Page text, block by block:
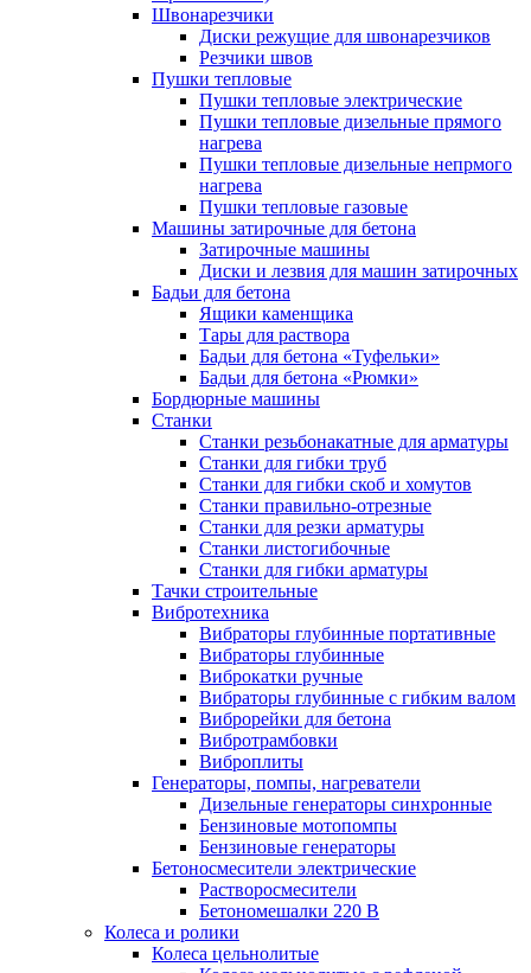
Швонарезчики
Диски режущие для швонарезчиков
Резчики швов
Пушки тепловые
Пушки тепловые электрические
Пушки тепловые дизельные прямого
нагрева
Пушки тепловые дизельные непрмого
нагрева
Пушки тепловые газовые
Машины затирочные для бетона
Затирочные машины
Диски и лезвия для машин затирочных
Бадьи для бетона
Ящики каменщика
Тары для раствора
Бадьи для бетона «Туфельки»
Бадьи для бетона «Рюмки»
Бордюрные машины
Станки
Станки резьбонакатные для арматуры
Станки для гибки труб
Станки для гибки скоб и хомутов
Станки правильно-отрезные
Станки для резки арматуры
Станки листогибочные
Станки для гибки арматуры
Тачки строительные
Вибротехника
Вибраторы глубинные портативные
Вибраторы глубинные
Виброкатки ручные
Вибраторы глубинные с гибким валом
Виброрейки для бетона
Вибротрамбовки
Виброплиты
Генераторы, помпы, нагреватели
Дизельные генераторы синхронные
Бензиновые мотопомпы
Бензиновые генераторы
Бетоносмесители электрические
Растворосмесители
Бетономешалки 220 В
Колеса и ролики
Колеса цельнолитые